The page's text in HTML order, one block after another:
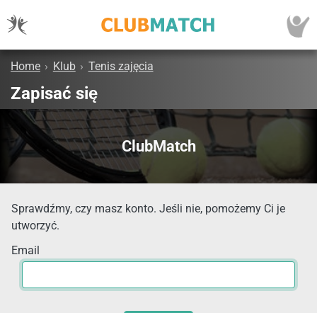
Home › Klub › Tenis zajęcia
Zapisać się
ClubMatch
Sprawdźmy, czy masz konto. Jeśli nie, pomożemy Ci je
utworzyć.
Email